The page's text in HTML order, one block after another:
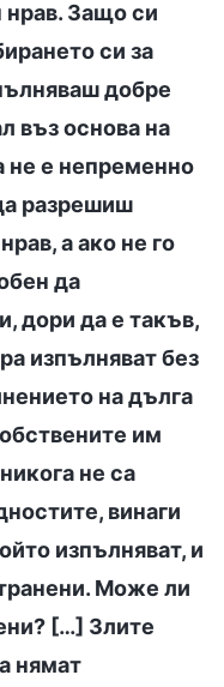
нрав. Защо си
си за
добре
въз основа на
не е непременно
разрешиш
а ако не го
да
дори да е такъв,
изпълняват без
на дълга
им
не са
винаги
изпълняват, и
Може ли
[…] Злите
нямат